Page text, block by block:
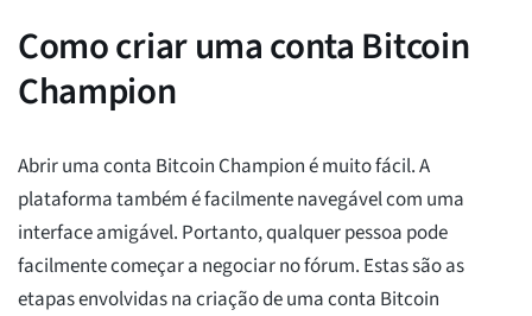
Como criar uma conta Bitcoin
Champion
Abrir uma conta Bitcoin Champion é muito fácil. A
plataforma também é facilmente navegável com uma
interface amigável. Portanto, qualquer pessoa pode
facilmente começar a negociar no fórum. Estas são as
etapas envolvidas na criação de uma conta Bitcoin